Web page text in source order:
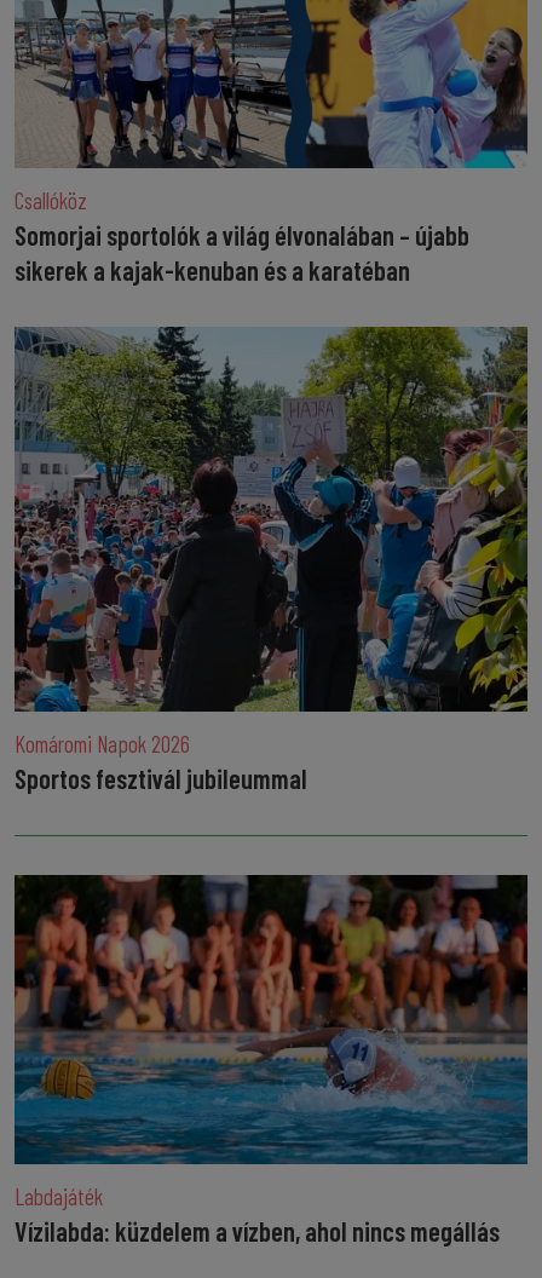
Csallóköz
Somorjai sportolók a világ élvonalában – újabb
sikerek a kajak-kenuban és a karatéban
Komáromi Napok 2026
Sportos fesztivál jubileummal
Labdajáték
Vízilabda: küzdelem a vízben, ahol nincs megállás